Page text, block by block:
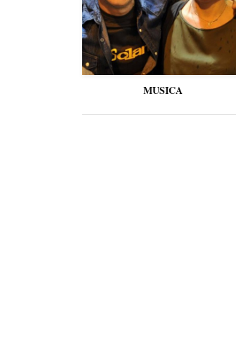
MUSICA